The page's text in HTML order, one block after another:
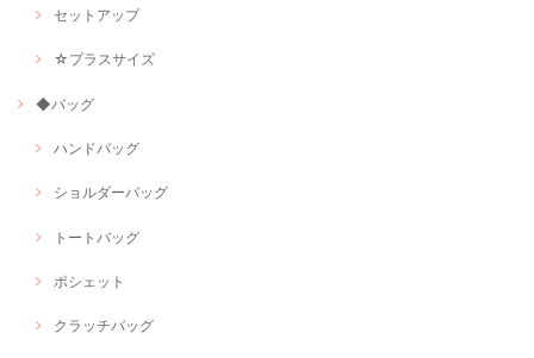
セットアップ
☆プラスサイズ
◆バッグ
ハンドバッグ
ショルダーバッグ
トートバッグ
ポシェット
クラッチバッグ